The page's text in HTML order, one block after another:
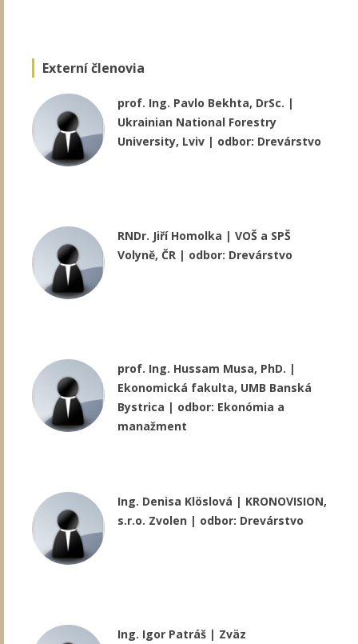
Externí členovia
prof. Ing. Pavlo Bekhta, DrSc. |
Ukrainian National Forestry
University, Lviv | odbor: Drevárstvo
RNDr. Jiří Homolka | VOŠ a SPŠ
Volyně, ČR | odbor: Drevárstvo
prof. Ing. Hussam Musa, PhD. |
Ekonomická fakulta, UMB Banská
Bystrica | odbor: Ekonómia a
manažment
Ing. Denisa Klöslová | KRONOVISION,
s.r.o. Zvolen | odbor: Drevárstvo
Ing. Igor Patráš | Zväz